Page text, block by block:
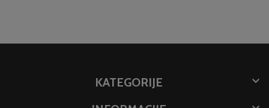
KATEGORIJE
